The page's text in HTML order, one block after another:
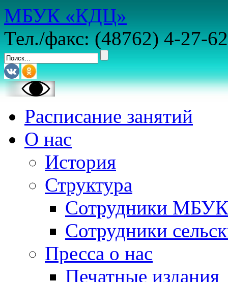
МБУК «КДЦ»
Тел./факс: (48762) 4-27-62
Расписание занятий
О нас
История
Структура
Сотрудники
Сотрудники
Пресса о нас
Печатные издания